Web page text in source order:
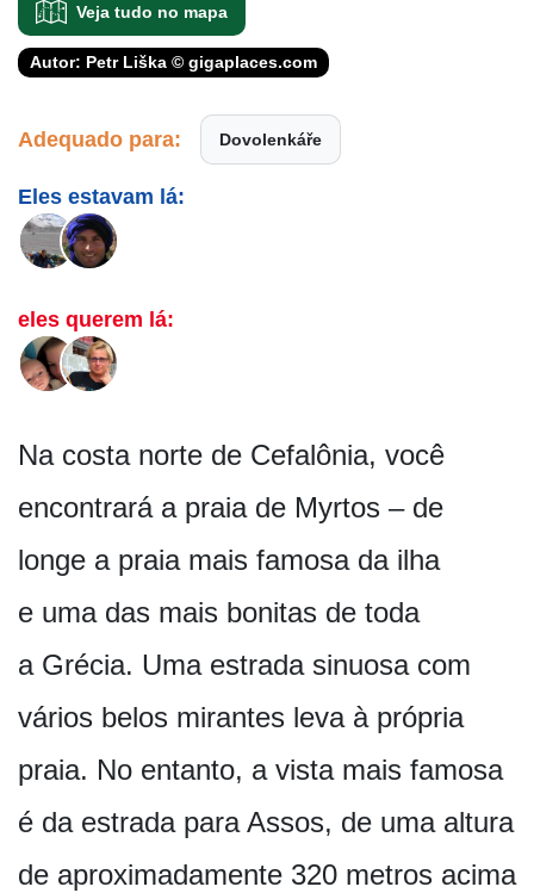
Veja tudo no mapa
Autor: Petr Liška © gigaplaces.com
Adequado para: Dovolenkáře
Eles estavam lá:
eles querem lá:
Na costa norte de Cefalônia, você
encontrará a praia de Myrtos – de
longe a praia mais famosa da ilha
e uma das mais bonitas de toda
a Grécia. Uma estrada sinuosa com
vários belos mirantes leva à própria
praia. No entanto, a vista mais famosa
é da estrada para Assos, de uma altura
de aproximadamente 320 metros acima